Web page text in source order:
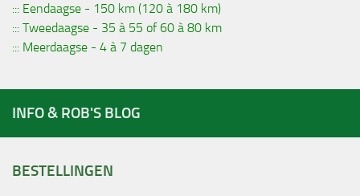
::: Eendaagse - 150 km (120 à 180 km)
::: Tweedaagse - 35 à 55 of 60 à 80 km
::: Meerdaagse - 4 à 7 dagen
INFO & ROB'S BLOG
BESTELLINGEN